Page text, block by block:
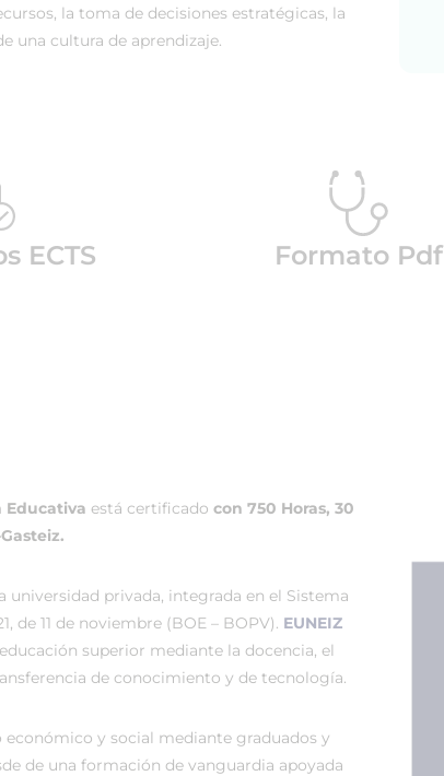
la toma de decisiones estratégicas, la
una cultura de aprendizaje.
ECTS Formato Pdf
Educativa está certificado con 750 Horas, 30
universidad privada, integrada en el Sistema
de 11 de noviembre (BOE – BOPV). EUNEIZ
superior mediante la docencia, el
de conocimiento y de tecnología.
y social mediante graduados y
de una formación de vanguardia apoyada